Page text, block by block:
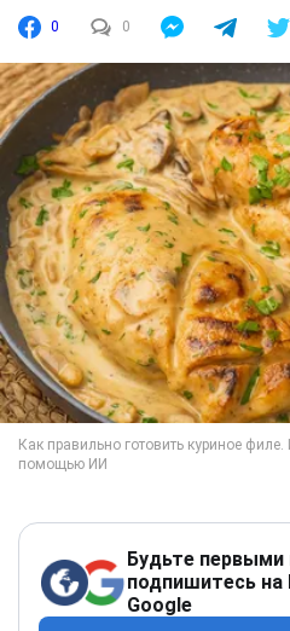
0 0
Будьте первыми
подпишитесь на
Google